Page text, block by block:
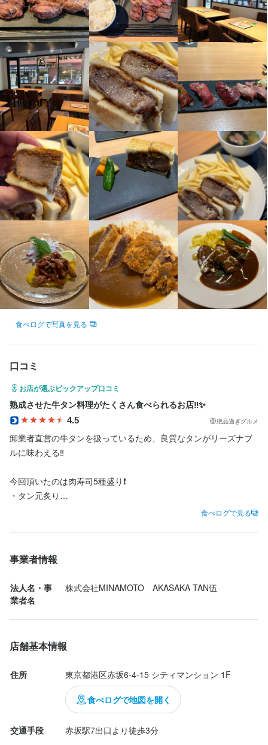
食べログで写真を見る
口コミ
お店が選ぶピックアップ口コミ
熟成させた牛タン料理がたくさん食べられるお店‼️✨
4.5 絶品過ぎグルメ
卸業者直営の牛タンを扱っているため、良質なタンがリーズナブ
ルに味わえる‼️
今回頂いたのは肉寿司5種盛り❗️
・タン元炙り
・和牛サーロイン
3種類の牛タン寿司と2種類の和牛寿司の組み合わせでめちゃくち
ゃ美味しかった❗️
店内は明るく洗礼されたインテリア空間で個室もあるので記念日
やデートにもピッタリ❗️✨
皆んなも行ってみてね‼️
話題のお店から
穴場のお店まで発信中‼️㊙️
食べログで見る
事業者情報
法人名・事
業者名
株式会社MINAMOTO　AKASAKA TAN伍
店舗基本情報
住所 東京都港区赤坂6-4-15 シティマンション 1F
食べログで地図を開く
交通手段 赤坂駅7出口より徒歩3分
学歴不問 未経験者歓迎 新卒歓迎 第二新卒歓迎
Uターン・Iターン歓迎
フリーター歓迎
大学生歓迎 高校生歓迎 留学生歓迎
主婦・主夫歓迎
女性活躍中
ブランクOK 駅チカ(徒歩5分以内)
スタッフの平均年齢20代
採用予定10名以上
応募者全員と面接 面接1回 即日勤務OK
仕事内容
メディアに多数取り上げられた大人気店舗で
飲食店のホールスタッフをお任せします。
接客・配膳・レジ対応などをお任せします。ビジネスパーソンの
夕食や接待、ご家族でのお祝い事など、様々な目的のお客様が訪
れます。
昨今では会話を楽しみに来られる方も多く、楽しみながらの勤務
が可能。
いずれも大体客単価は8000円前後です。
身に付くスキル
日本酒の知識 焼酎の知識 ウイスキーの知識 肉の知識
店舗運営
メニュー開発
選考の流れ
内定となります。
お店の採用担当者からのメッセージ
い！！
AKASAKA Tan伍
東京都港区赤坂6-4-15 シティマンション 1F